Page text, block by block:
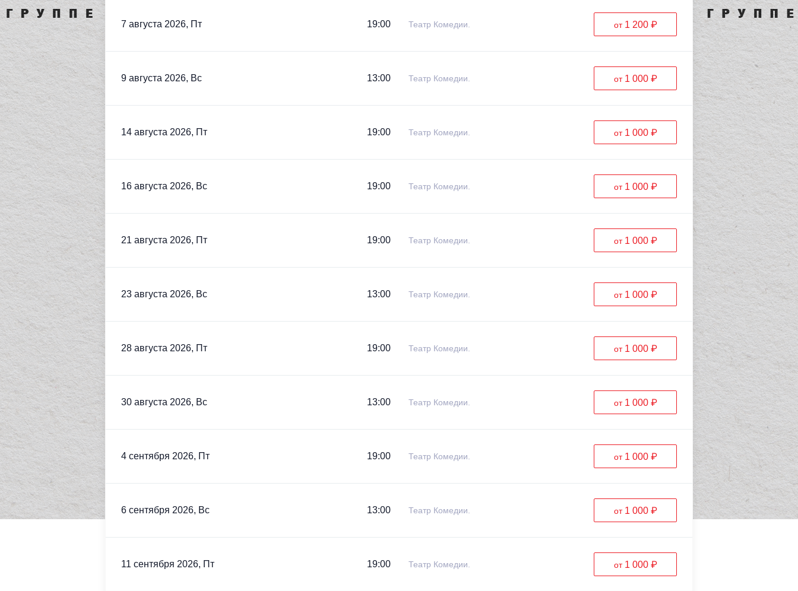
7 августа 2026, Пт 19:00 Театр Комедии. от 1 200 ₽
9 августа 2026, Вс 13:00 Театр Комедии. от 1 000 ₽
14 августа 2026, Пт 19:00 Театр Комедии. от 1 000 ₽
16 августа 2026, Вс 19:00 Театр Комедии. от 1 000 ₽
21 августа 2026, Пт 19:00 Театр Комедии. от 1 000 ₽
23 августа 2026, Вс 13:00 Театр Комедии. от 1 000 ₽
28 августа 2026, Пт 19:00 Театр Комедии. от 1 000 ₽
30 августа 2026, Вс 13:00 Театр Комедии. от 1 000 ₽
4 сентября 2026, Пт 19:00 Театр Комедии. от 1 000 ₽
6 сентября 2026, Вс 13:00 Театр Комедии. от 1 000 ₽
11 сентября 2026, Пт 19:00 Театр Комедии. от 1 000 ₽